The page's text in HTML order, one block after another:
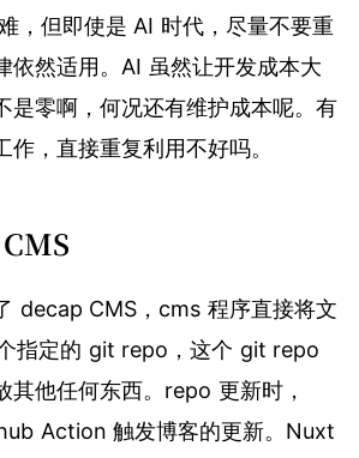
，但即使是 AI 时代，尽量不要重
依然适用。AI 虽然让开发成本大
是零啊，何况还有维护成本呢。有
作，直接重复利用不好吗。
decap CMS，cms 程序直接将文
指定的 git repo，这个 git repo
其他任何东西。repo 更新时，
Action 触发博客的更新。Nuxt